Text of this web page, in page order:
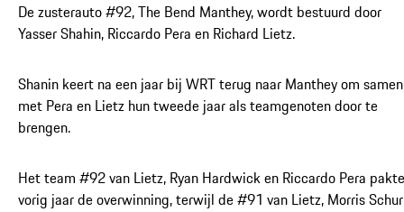
De zusterauto #92, The Bend Manthey, wordt bestuurd door
Yasser Shahin, Riccardo Pera en Richard Lietz.
Shanin keert na een jaar bij WRT terug naar Manthey om samen
met Pera en Lietz hun tweede jaar als teamgenoten door te
brengen.
Het team #92 van Lietz, Ryan Hardwick en Riccardo Pera pakte
vorig jaar de overwinning, terwijl de #91 van Lietz, Morris